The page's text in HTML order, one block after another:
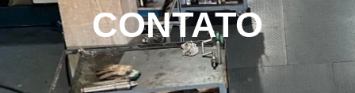
CONTATO